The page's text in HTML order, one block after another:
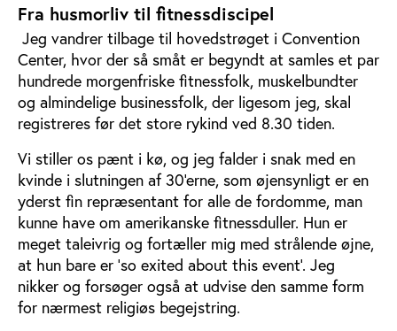
Fra husmorliv til fitnessdiscipel
Jeg vandrer tilbage til hovedstrøget i Convention
Center, hvor der så småt er begyndt at samles et par
hundrede morgenfriske fitnessfolk, muskelbundter
og almindelige businessfolk, der ligesom jeg, skal
registreres før det store rykind ved 8.30 tiden.
Vi stiller os pænt i kø, og jeg falder i snak med en
kvinde i slutningen af 30'erne, som øjensynligt er en
yderst fin repræsentant for alle de fordomme, man
kunne have om amerikanske fitnessduller. Hun er
meget taleivrig og fortæller mig med strålende øjne,
at hun bare er 'so exited about this event'. Jeg
nikker og forsøger også at udvise den samme form
for nærmest religiøs begejstring.